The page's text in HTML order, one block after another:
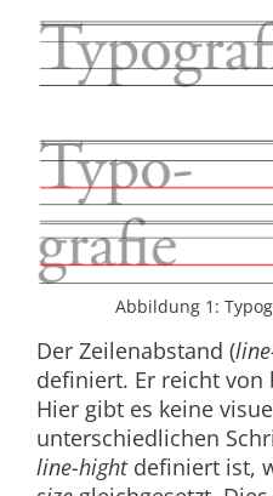
Abbildung 1:
Der Zeilenabstand (
definiert. Er reicht von
Hier gibt es keine
unterschiedlichen
line-hightdefiniert ist,